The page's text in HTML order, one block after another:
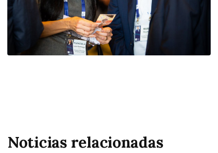
Noticias relacionadas